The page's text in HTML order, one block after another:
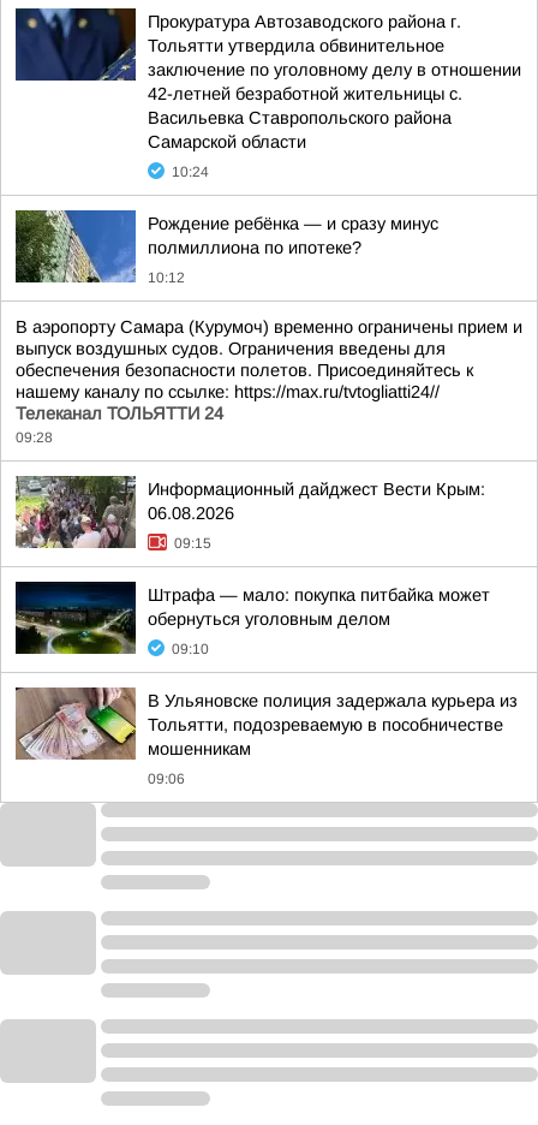
Прокуратура Автозаводского района г.
Тольятти утвердила обвинительное
заключение по уголовному делу в отношении
42-летней безработной жительницы с.
Васильевка Ставропольского района
Самарской области
10:24
Рождение ребёнка — и сразу минус
полмиллиона по ипотеке?
10:12
В аэропорту Самара (Курумоч) временно ограничены прием и
выпуск воздушных судов. Ограничения введены для
обеспечения безопасности полетов. Присоединяйтесь к
нашему каналу по ссылке: https://max.ru/tvtogliatti24//
Телеканал ТОЛЬЯТТИ 24
09:28
Информационный дайджест Вести Крым:
06.08.2026
09:15
Штрафа — мало: покупка питбайка может
обернуться уголовным делом
09:10
В Ульяновске полиция задержала курьера из
Тольятти, подозреваемую в пособничестве
мошенникам
09:06